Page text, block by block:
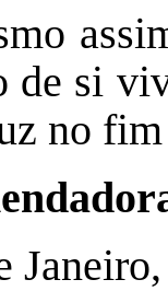
de si
no fim